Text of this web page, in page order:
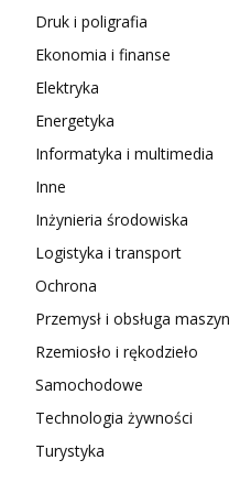
Druk i poligrafia
Ekonomia i finanse
Elektryka
Energetyka
Informatyka i multimedia
Inne
Inżynieria środowiska
Logistyka i transport
Ochrona
Przemysł i obsługa maszyn
Rzemiosło i rękodzieło
Samochodowe
Technologia żywności
Turystyka